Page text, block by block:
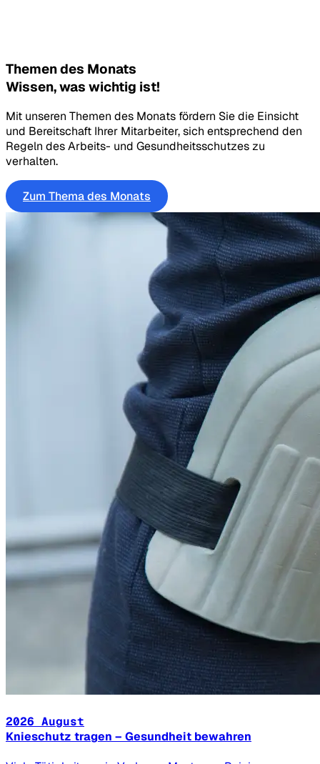
Themen des Monats
Wissen, was wichtig ist!
Mit unseren Themen des Monats fördern Sie die Einsicht
und Bereitschaft Ihrer Mitarbeiter, sich entsprechend den
Regeln des Arbeits- und Gesundheitsschutzes zu
verhalten.
Zum Thema des Monats
2026 August
Knieschutz tragen – Gesundheit bewahren